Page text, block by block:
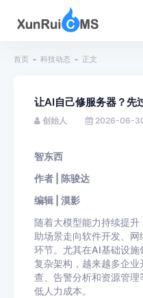
首页 科技动态 正文
让AI自己修服务器？先
创始人 2026-06-
智东西
作者 | 陈骏达
编辑 | 漠影
随着大模型能力持续提
助场景走向软件开发、
环节。尤其在AI基础设施
复杂架构，越来越多企
查、告警分析和资源管
低人力成本。